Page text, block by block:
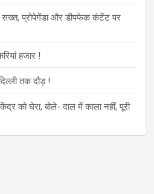
सख्त, प्रोपेगेंडा और डीपफेक कंटेंट पर
हजार !
तक दौड़ !
को घेरा, बोले- दाल में काला नहीं, पूरी